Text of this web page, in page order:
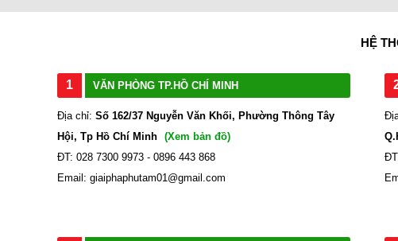
HỆ
1 VĂN PHÒNG TP.HỒ CHÍ MINH
Địa chỉ: Số 162/37 Nguyễn Văn Khối, Phường Thông Tây
Hội, Tp Hồ Chí Minh (Xem bản đồ)
ĐT: 028 7300 9973 - 0896 443 868
Email: giaiphaphutam01@gmail.com